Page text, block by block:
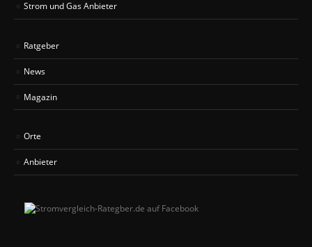
Strom und Gas Anbieter
Ratgeber
News
Magazin
Orte
Anbieter